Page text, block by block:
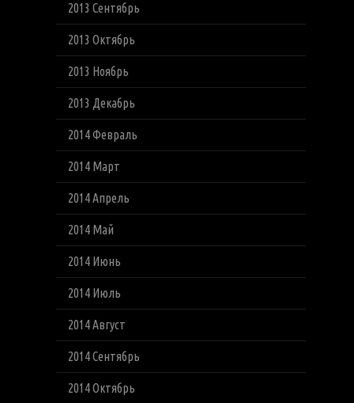
2013 Сентябрь
2013 Октябрь
2013 Ноябрь
2013 Декабрь
2014 Февраль
2014 Март
2014 Апрель
2014 Май
2014 Июнь
2014 Июль
2014 Август
2014 Сентябрь
2014 Октябрь